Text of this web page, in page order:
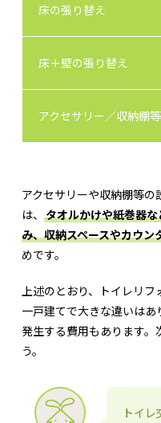
床の張り替え
床＋壁の張り替え
アクセサリー／収納棚
アクセサリーや収納棚等
は、 タオルかけや紙巻器
み、収納スペースやカウ
めです。
上述のとおり、トイレリ
一戸建てで大きな違いは
発生する費用もあります
う。
トイ